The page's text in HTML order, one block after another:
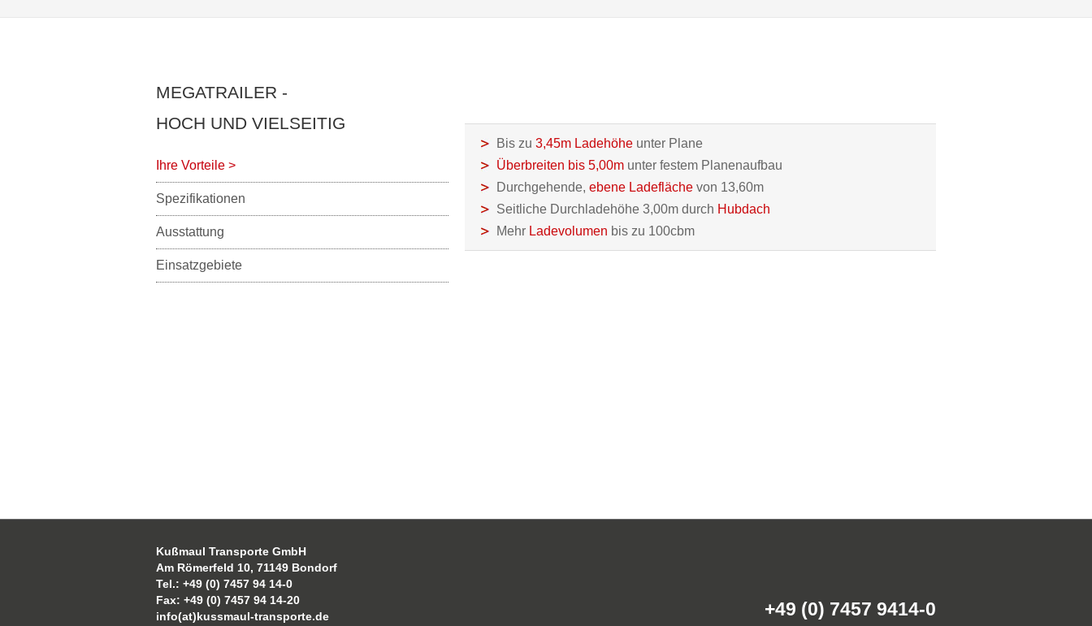
MEGATRAILER -
HOCH UND VIELSEITIG
Ihre Vorteile
Bis zu3,45m Ladehöhe unter Plane
Überbreiten bis 5,00m unter festem Planenaufbau
Durchgehende,ebene Ladefläche von 13,60m
Seitliche Durchladehöhe 3,00m durch Hubdach
Mehr Ladevolumen bis zu 100cbm
>
Spezifikationen
Ausstattung
Einsatzgebiete
Kußmaul Transporte GmbH
Am Römerfeld 10, 71149 Bondorf
Tel.: +49 (0) 7457 94 14-0
Fax: +49 (0) 7457 94 14-20
info(at)kussmaul-transporte.de
+49 (0) 7457 9414-0